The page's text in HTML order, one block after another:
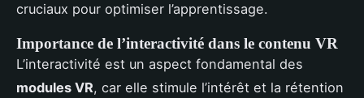
cruciaux pour optimiser l’apprentissage.
Importance de l’interactivité dans le contenu VR
L’interactivité est un aspect fondamental des
modules VR, car elle stimule l’intérêt et la rétention